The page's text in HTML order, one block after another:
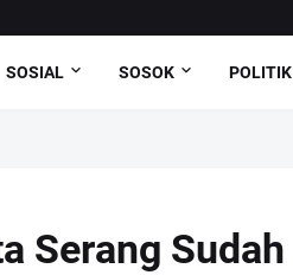
SOSIAL SOSOK POLITIK
Serang Sudah